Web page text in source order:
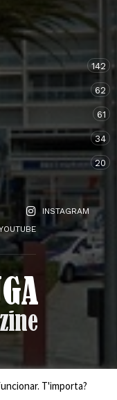
142
62
61
34
20
INSTAGRAM
T'importa?